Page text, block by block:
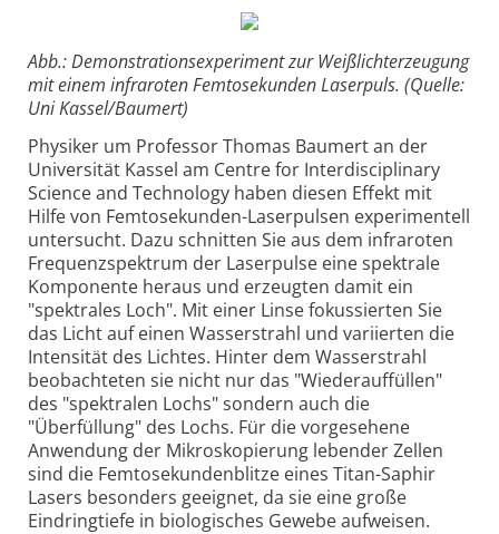
Abb.: Demonstrationsexperiment zur Weißlichterzeugung
mit einem infraroten Femtosekunden Laserpuls. (Quelle:
Uni Kassel/Baumert)
Physiker um Professor Thomas Baumert an der
Universität Kassel am Centre for Interdisciplinary
Science and Technology haben diesen Effekt mit
Hilfe von Femtosekunden-Laserpulsen experimentell
untersucht. Dazu schnitten Sie aus dem infraroten
Frequenzspektrum der Laserpulse eine spektrale
Komponente heraus und erzeugten damit ein
"spektrales Loch". Mit einer Linse fokussierten Sie
das Licht auf einen Wasserstrahl und variierten die
Intensität des Lichtes. Hinter dem Wasserstrahl
beobachteten sie nicht nur das "Wiederauffüllen"
des "spektralen Lochs" sondern auch die
"Überfüllung" des Lochs. Für die vorgesehene
Anwendung der Mikroskopierung lebender Zellen
sind die Femtosekundenblitze eines Titan-Saphir
Lasers besonders geeignet, da sie eine große
Eindringtiefe in biologisches Gewebe aufweisen.